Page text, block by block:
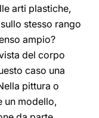
arti plastiche,
stesso rango
ampio?
del corpo
caso una
pittura o
un modello,